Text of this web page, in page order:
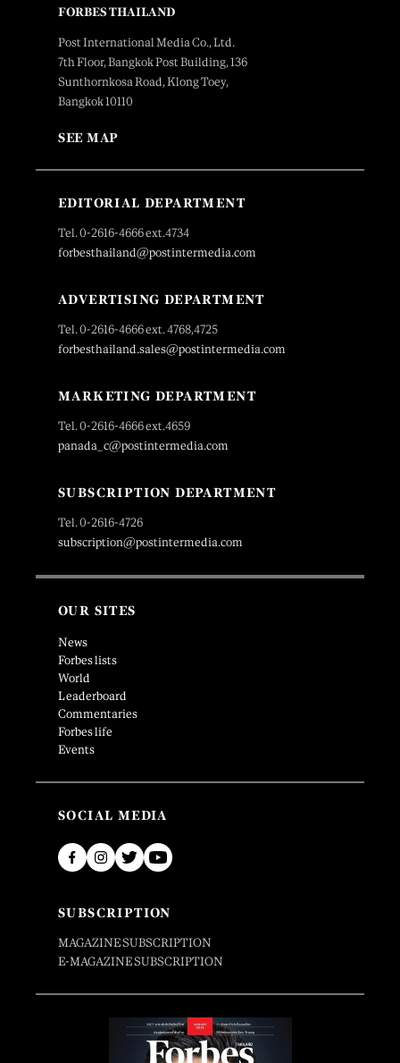
FORBES THAILAND
Post International Media Co., Ltd.
7th Floor, Bangkok Post Building, 136
Sunthornkosa Road, Klong Toey,
Bangkok 10110
SEE MAP
EDITORIAL DEPARTMENT
Tel. 0-2616-4666 ext.4734
forbesthailand@postintermedia.com
ADVERTISING DEPARTMENT
Tel. 0-2616-4666 ext. 4768,4725
forbesthailand.sales@postintermedia.com
MARKETING DEPARTMENT
Tel. 0-2616-4666 ext.4659
panada_c@postintermedia.com
SUBSCRIPTION DEPARTMENT
Tel. 0-2616-4726
subscription@postintermedia.com
OUR SITES
News
Forbes lists
World
Leaderboard
Commentaries
Forbes life
Events
SOCIAL MEDIA
SUBSCRIPTION
MAGAZINE SUBSCRIPTION
E-MAGAZINE SUBSCRIPTION